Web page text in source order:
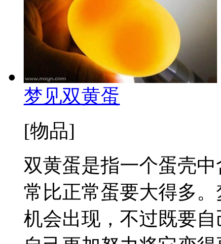
梦见双黄蛋
[物品]
双黄蛋是指一个蛋壳
常比正常蛋要大得多
机会出现，不过既要